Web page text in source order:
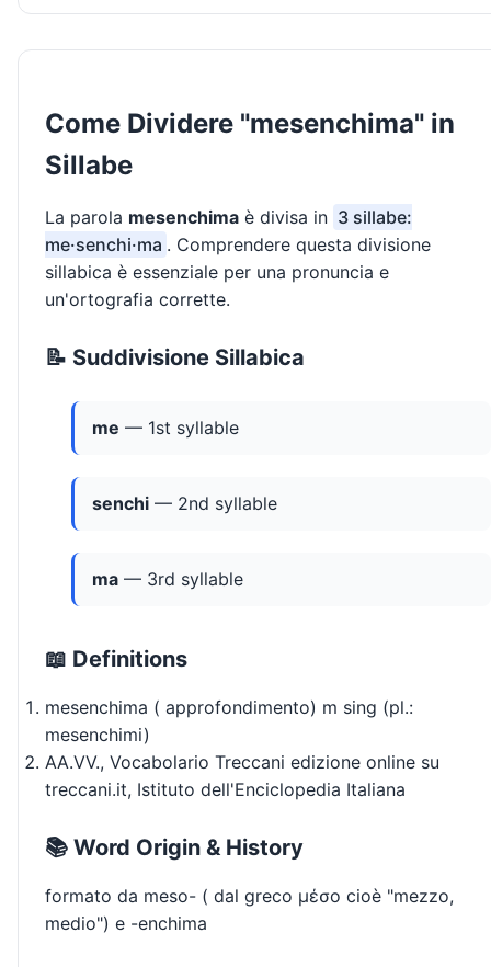
Come Dividere "mesenchima" in
Sillabe
La parola mesenchima è divisa in 3 sillabe:
me·senchi·ma . Comprendere questa divisione
sillabica è essenziale per una pronuncia e
un'ortografia corrette.
📝 Suddivisione Sillabica
me — 1st syllable
senchi — 2nd syllable
ma — 3rd syllable
📖 Definitions
mesenchima ( approfondimento) m sing (pl.:
mesenchimi)
AA.VV., Vocabolario Treccani edizione online su
treccani.it, Istituto dell'Enciclopedia Italiana
📚 Word Origin & History
formato da meso- ( dal greco μέσο cioè "mezzo,
medio") e -enchima